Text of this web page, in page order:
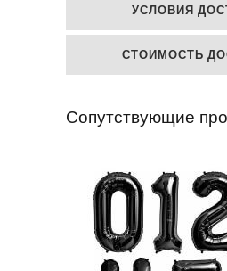
УСЛОВИЯ
СТОИМОСТЬ
Сопутствующие